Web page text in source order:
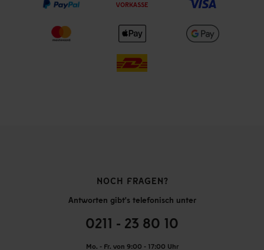
VORKASSE
NOCH FRAGEN?
Antworten gibt's telefonisch unter
0211 - 23 80 10
Mo. - Fr. von 9:00 - 17:00 Uhr